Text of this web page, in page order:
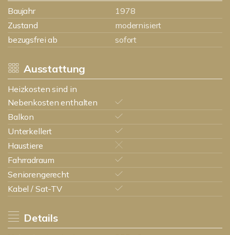
Baujahr
1978
Zustand
modernisiert
bezugsfrei ab
sofort
Ausstattung
Heizkosten sind in
Nebenkosten enthalten
Balkon
Unterkellert
Haustiere
Fahrradraum
Seniorengerecht
Kabel / Sat-TV
Details